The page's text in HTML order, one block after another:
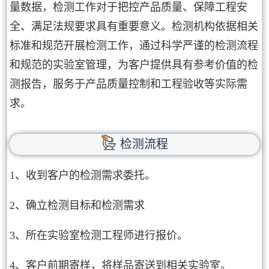
量数据，检测工作对于把控产品质量、保障工程安
全、满足法规要求具有重要意义。检测机构依据相关
标准和规范开展检测工作，通过科学严谨的检测流程
和规范的实验室管理，为客户提供具有参考价值的检
测报告，服务于产品质量控制和工程验收等实际需
求。
检测流程
1、收到客户的检测需求委托。
2、确立检测目标和检测需求
3、所在实验室检测工程师进行报价。
4、客户前期寄样，将样品寄送到相关实验室。